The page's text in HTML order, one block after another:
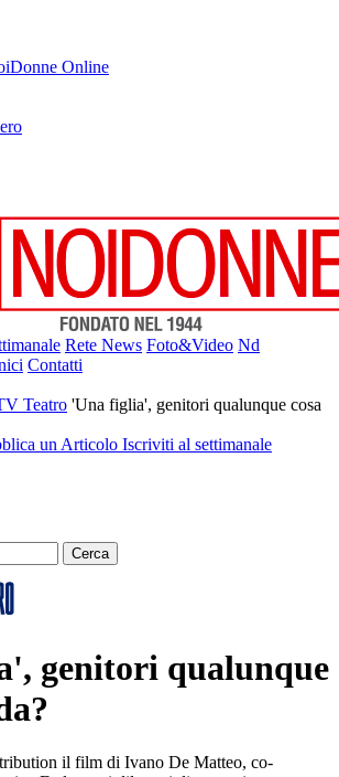
Online
Rete News Foto&Video Nd
Contatti
Teatro 'Una figlia', genitori qualunque cosa
un Articolo Iscriviti al settimanale
genitori qualunque
il film di Ivano De Matteo, co-